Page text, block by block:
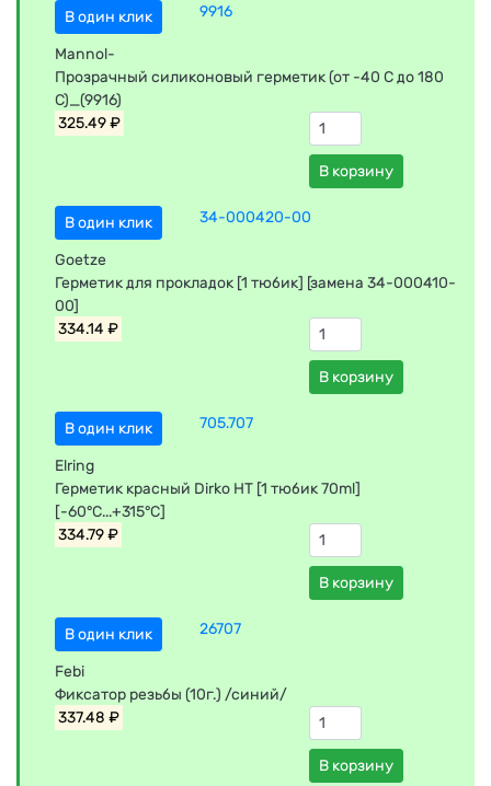
В один клик 9916
Mannol-
Прозрачный силиконовый герметик (от -40 С до 180
С)_(9916)
325.49 ₽
В корзину
В один клик 34-000420-00
Goetze
Герметик для прокладок [1 тюбик] [замена 34-000410-
00]
334.14 ₽
В корзину
В один клик 705.707
Elring
Герметик красный Dirko HT [1 тюбик 70ml]
[-60°C...+315°C]
334.79 ₽
В корзину
В один клик 26707
Febi
Фиксатор резьбы (10г.) /синий/
337.48 ₽
В корзину